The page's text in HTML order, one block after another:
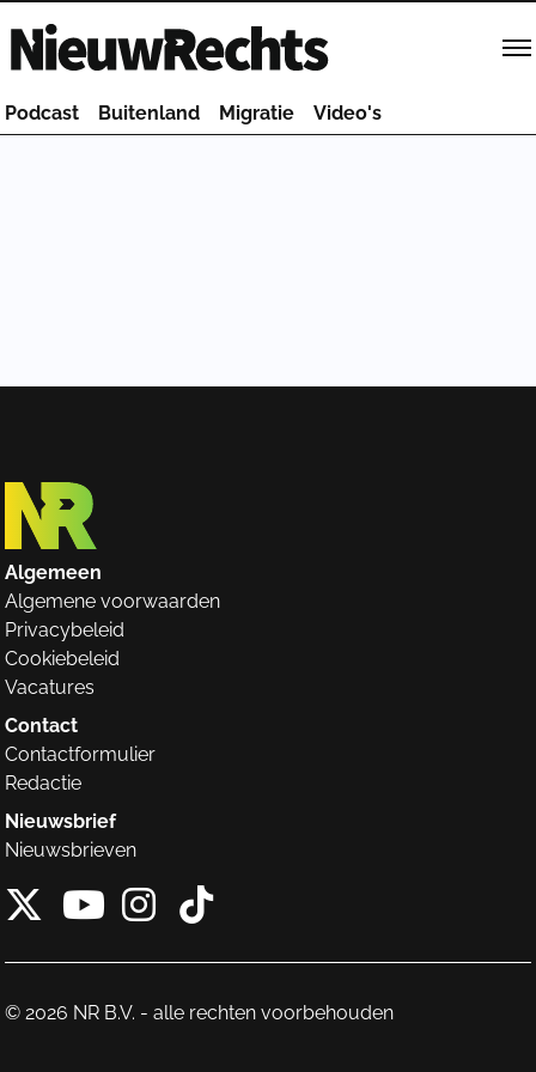
Homepage van NieuwRechts
Podcast Buitenland Migratie Video's
Algemeen
Algemene voorwaarden
Privacybeleid
Cookiebeleid
Vacatures
Contact
Contactformulier
Redactie
Nieuwsbrief
Nieuwsbrieven
X van NieuwRechts
Instagram van
Tiktok van
© 2026 NR B.V. - alle rechten voorbehouden